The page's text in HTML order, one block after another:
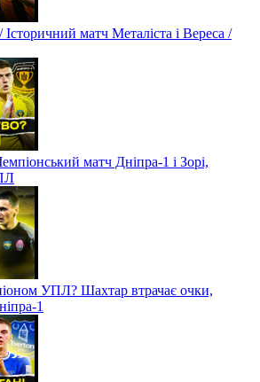
матч Металіста і Вереса /
матч Дніпра-1 і Зорі,
УПЛ? Шахтар втрачає очки,
1